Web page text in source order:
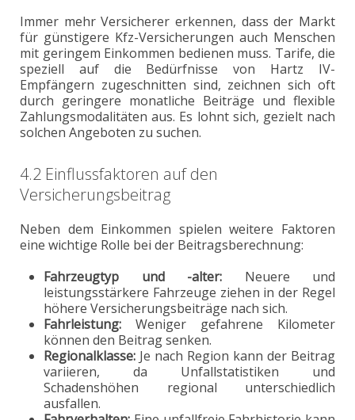
Immer mehr Versicherer erkennen, dass der Markt
für günstigere Kfz-Versicherungen auch Menschen
mit geringem Einkommen bedienen muss. Tarife, die
speziell auf die Bedürfnisse von Hartz IV-
Empfängern zugeschnitten sind, zeichnen sich oft
durch geringere monatliche Beiträge und flexible
Zahlungsmodalitäten aus. Es lohnt sich, gezielt nach
solchen Angeboten zu suchen.
4.2 Einflussfaktoren auf den
Versicherungsbeitrag
Neben dem Einkommen spielen weitere Faktoren
eine wichtige Rolle bei der Beitragsberechnung:
Fahrzeugtyp und -alter: Neuere und
leistungsstärkere Fahrzeuge ziehen in der Regel
höhere Versicherungsbeiträge nach sich.
Fahrleistung: Weniger gefahrene Kilometer
können den Beitrag senken.
Regionalklasse: Je nach Region kann der Beitrag
variieren, da Unfallstatistiken und
Schadenshöhen regional unterschiedlich
ausfallen.